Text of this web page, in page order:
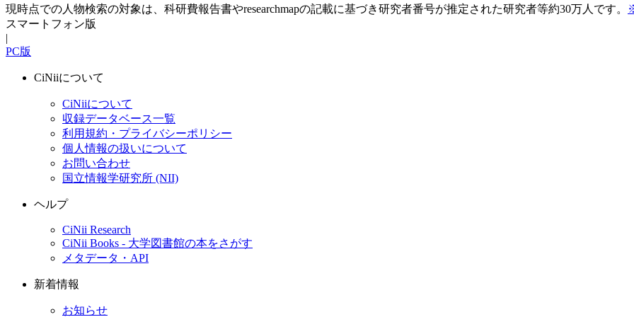
現時点での人物検索の対象は、科研費報告書やresearchmapの記載に基づき研究者番号が推定された研究者等約30万人です。
スマートフォン版
|
PC版
CiNiiについて
CiNiiについて
収録データベース一覧
利用規約・プライバシーポリシー
個人情報の扱いについて
お問い合わせ
国立情報学研究所 (NII)
ヘルプ
CiNii Research
CiNii Books - 大学図書館の本をさがす
メタデータ・API
新着情報
お知らせ